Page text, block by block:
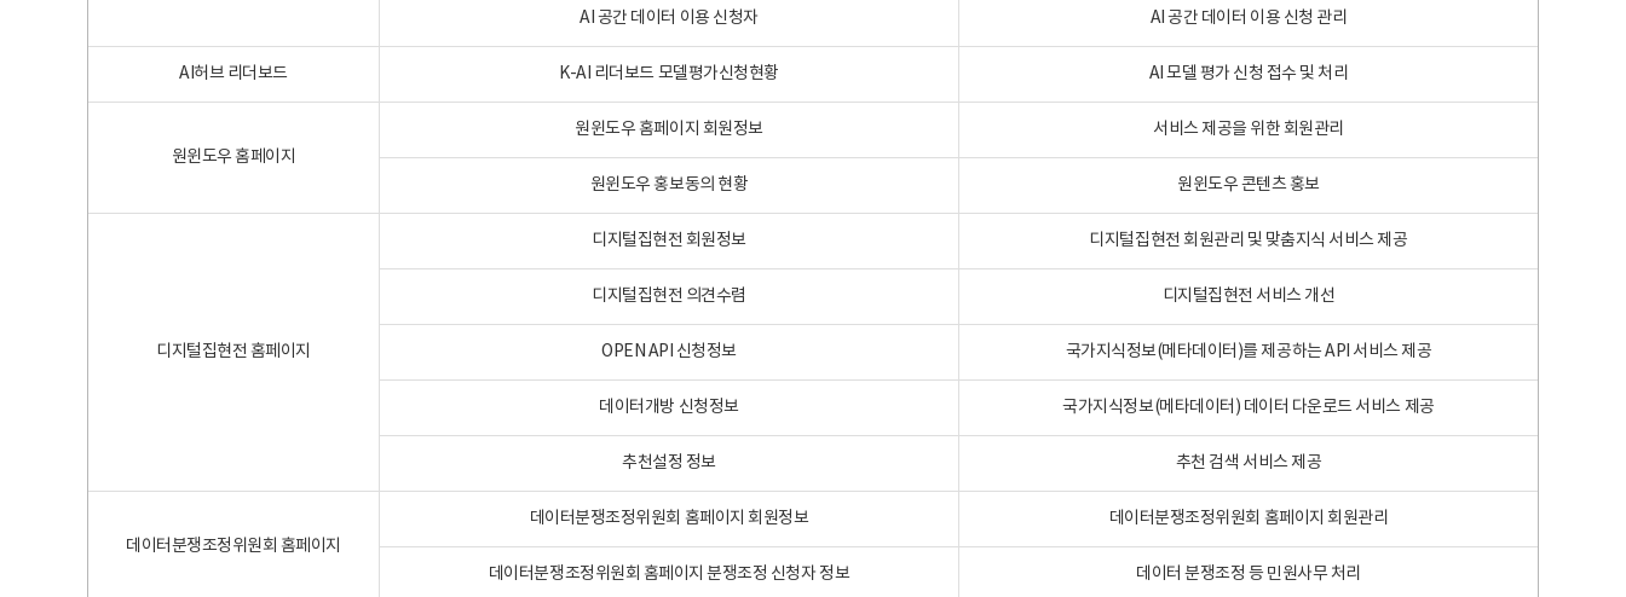
AI 공간 데이터 이용 신청자 AI 공간 데이터 이용 신청 관리
AI허브 리더보드 K-AI 리더보드 모델평가신청현황 AI 모델 평가 신청 접수 및 처리
원윈도우 홈페이지
원윈도우 홈페이지 회원정보 서비스 제공을 위한 회원관리
원윈도우 홍보동의 현황 원윈도우 콘텐츠 홍보
디지털집현전 홈페이지
디지털집현전 회원정보 디지털집현전 회원관리 및 맞춤지식 서비스 제공
디지털집현전 의견수렴 디지털집현전 서비스 개선
OPEN API 신청정보 국가지식정보(메타데이터)를 제공하는 API 서비스 제공
데이터개방 신청정보 국가지식정보(메타데이터) 데이터 다운로드 서비스 제공
추천설정 정보 추천 검색 서비스 제공
데이터분쟁조정위원회 홈페이지
데이터분쟁조정위원회 홈페이지 회원정보 데이터분쟁조정위원회 홈페이지 회원관리
데이터분쟁조정위원회 홈페이지 분쟁조정 신청자 정보 데이터 분쟁조정 등 민원사무 처리